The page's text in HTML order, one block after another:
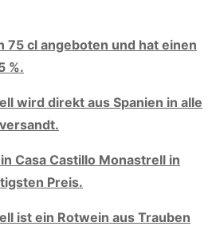
75 cl angeboten und hat einen
%.
wird direkt aus Spanien in alle
Casa Castillo Monastrell in
Preis.
ist ein Rotwein aus Trauben